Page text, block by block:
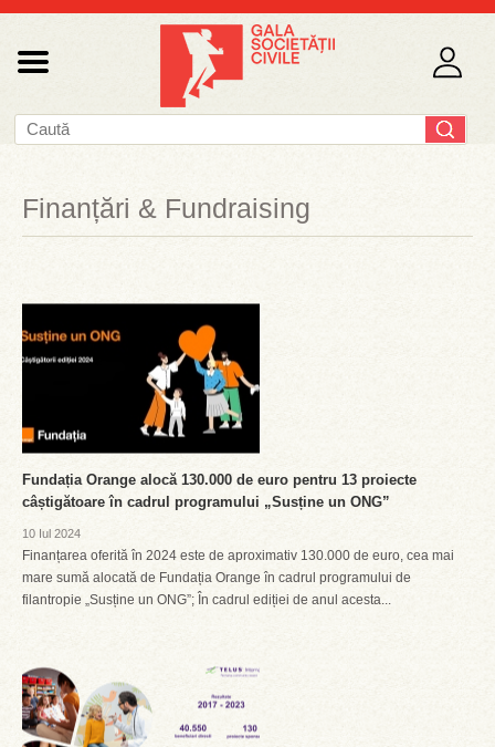
Finanțări & Fundraising
Fundația Orange alocă 130.000 de euro pentru 13 proiecte
câștigătoare în cadrul programului „Susține un ONG”
10 Iul 2024
Finanțarea oferită în 2024 este de aproximativ 130.000 de euro, cea mai
mare sumă alocată de Fundația Orange în cadrul programului de
filantropie „Susține un ONG”; În cadrul ediției de anul acesta...